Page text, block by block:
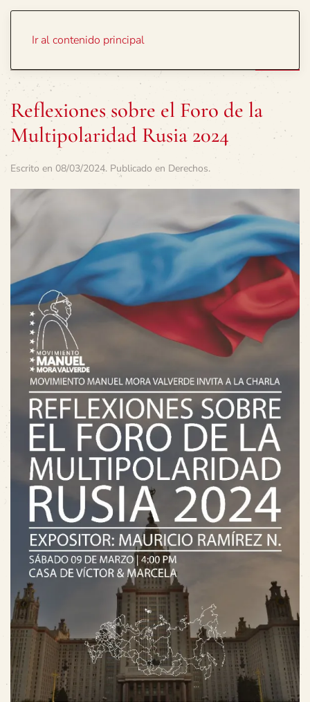
Ir al contenido principal
Reflexiones sobre el Foro de la
Multipolaridad Rusia 2024
Escrito en 08/03/2024. Publicado en Derechos.